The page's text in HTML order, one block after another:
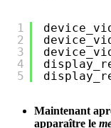
1
2
3
4
5
Maintenant
apparaître le